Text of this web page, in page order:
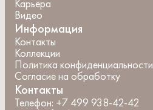
Карьера
Видео
Информация
Контакты
Коллекции
Политика конфиденциальности
Согласие на обработку
Контакты
Телефон: +7 499 938-42-42